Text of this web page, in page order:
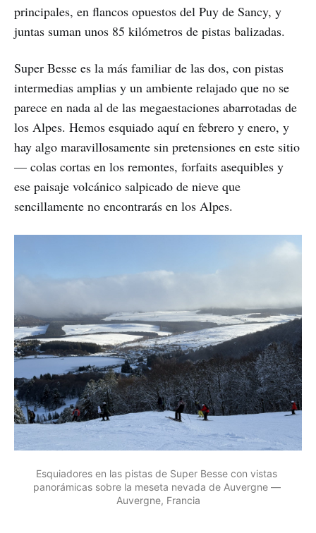
principales, en flancos opuestos del Puy de Sancy, y
juntas suman unos 85 kilómetros de pistas balizadas.
Super Besse es la más familiar de las dos, con pistas
intermedias amplias y un ambiente relajado que no se
parece en nada al de las megaestaciones abarrotadas de
los Alpes. Hemos esquiado aquí en febrero y enero, y
hay algo maravillosamente sin pretensiones en este sitio
— colas cortas en los remontes, forfaits asequibles y
ese paisaje volcánico salpicado de nieve que
sencillamente no encontrarás en los Alpes.
Esquiadores en las pistas de Super Besse con vistas
panorámicas sobre la meseta nevada de Auvergne —
Auvergne, Francia